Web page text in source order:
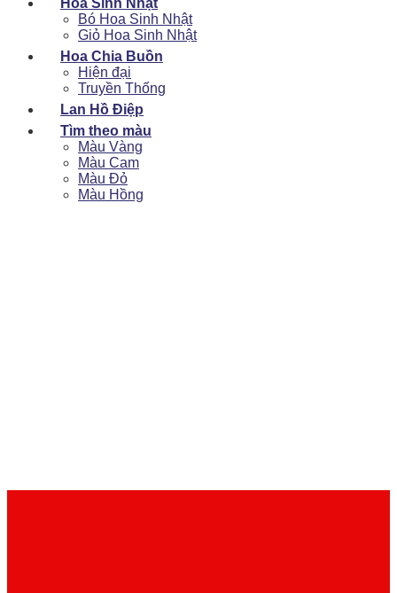
Bó Hoa Sinh Nhật
Giỏ Hoa Sinh Nhật
Hoa Chia Buồn
Hiện đại
Truyền Thống
Lan Hồ Điệp
Tìm theo màu
Màu Vàng
Màu Cam
Màu Đỏ
Màu Hồng